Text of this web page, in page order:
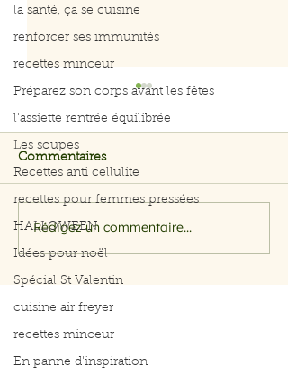
la santé, ça se cuisine
renforcer ses immunités
recettes minceur
Préparez son corps avant les fêtes
l'assiette rentrée équilibrée
Les soupes
Recettes anti cellulite
recettes pour femmes pressées
HALLOWEEN
Idées pour noël
Spécial St Valentin
cuisine air freyer
recettes minceur
En panne d'inspiration
Filet de saumon aux
herbes et citron
Commentaires
Rédigez un commentaire...